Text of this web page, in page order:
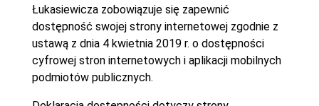
Łukasiewiczazobowiązuje się zapewnić
dostępność swojej strony internetowej zgodnie z
ustawą z dnia 4 kwietnia 2019 r. o dostępności
cyfrowej stron internetowych i aplikacji mobilnych
podmiotów publicznych.